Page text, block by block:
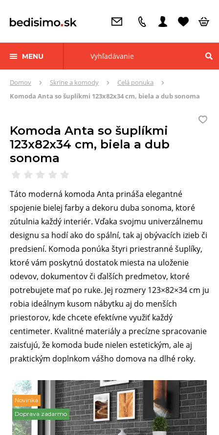
MENU
Domov Skrine a komody
Celá ponuka
Komoda Anta so šuplíkmi 123x82x34 cm, biela a dub sonoma
Komoda Anta so šuplíkmi
123x82x34 cm, biela a dub
sonoma
Táto moderná komoda Anta prináša elegantné
spojenie bielej farby a dekoru duba sonoma, ktoré
zútulnia každý interiér. Vďaka svojmu univerzálnemu
designu sa hodí ako do spální, tak aj obývacích izieb či
predsiení. Komoda ponúka štyri priestranné šuplíky,
ktoré vám poskytnú dostatok miesta na uloženie
odevov, dokumentov či ďalších predmetov, ktoré
potrebujete mať po ruke. Jej rozmery 123×82×34 cm ju
robia ideálnym kusom nábytku aj do menších
priestorov, kde chcete efektívne využiť každý
centimeter. Kvalitné materiály a precízne spracovanie
zaisťujú, že komoda bude nielen estetickým, ale aj
praktickým doplnkom vášho domova na dlhé roky.
Novinka
Doprava zadarmo